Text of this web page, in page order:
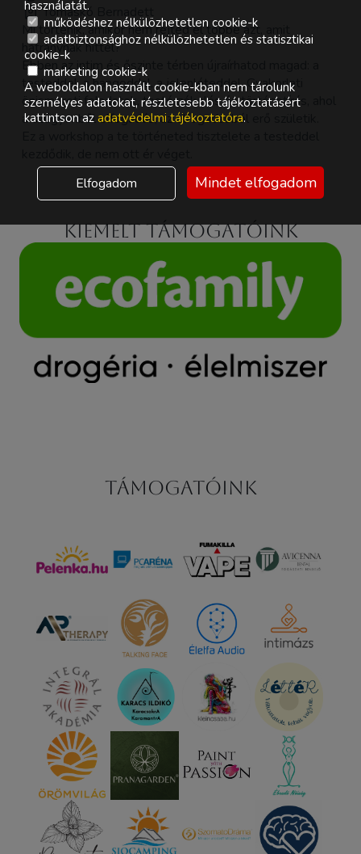
Tomaskó Bernadett
Mi történik, amikor nem rejted el többé azt, amit
hátránynak hittél?
Ebben az intim és őszinte térben újraírhatod magad: a
testeddel, a hangoddal, a jelenléteddel. Gyakorlati
önismereti feladatok, testérzékelés és történetírás, ahol
a szégyenből elfogadás, az elfogadásból erő születik.
Kiemelt támogatóink
Támogatóink
használatát.
működéshez nélkülözhetetlen cookie-k
adatbiztonsághoz nélkülözhetetlen és statisztikai
cookie-k
marketing cookie-k
A weboldalon használt cookie-kban nem tárolunk
személyes adatokat, részletesebb tájékoztatásért
kattintson az adatvédelmi tájékoztatóra.
Elfogadom Mindet elfogadom